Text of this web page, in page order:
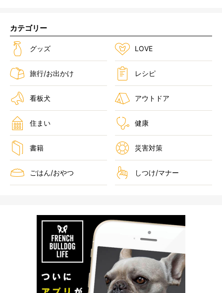
カテゴリー
グッズ LOVE
旅行/お出かけ レシピ
看板犬 アウトドア
住まい 健康
書籍 災害対策
ごはん/おやつ しつけ/マナー